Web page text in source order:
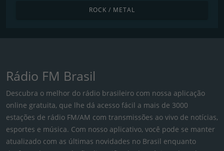
ROCK / METAL
Rádio FM Brasil
Descubra o melhor do rádio brasileiro com nossa aplicação
online gratuita, que lhe dá acesso fácil a mais de 3000
estações de rádio FM/AM com transmissões ao vivo de notícias,
esportes e música. Com nosso aplicativo, você pode se manter
atualizado com as últimas novidades no Brasil enquanto